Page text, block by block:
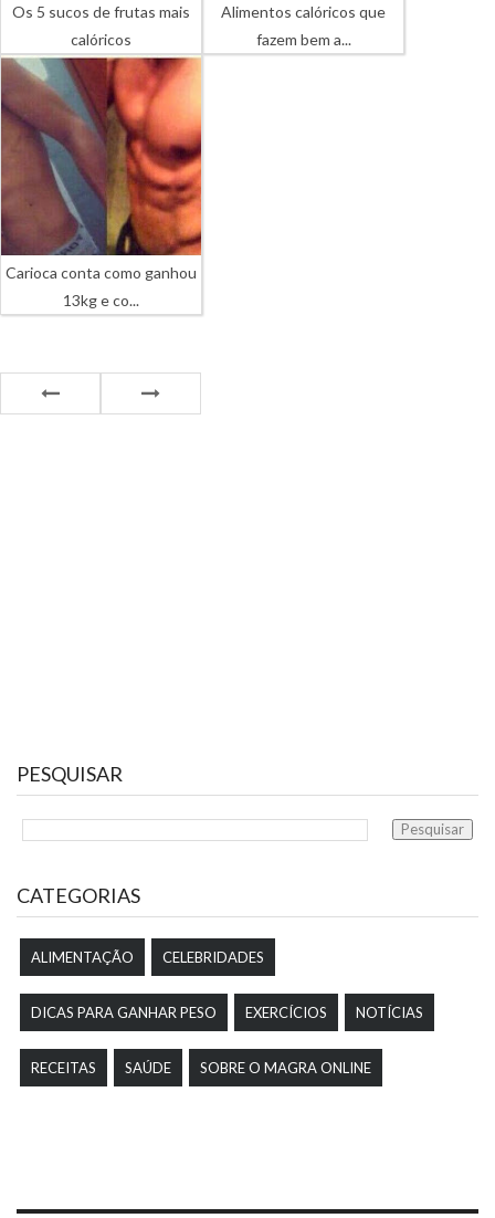
Os 5 sucos de frutas mais
calóricos
Alimentos calóricos que
fazem bem a...
Carioca conta como ganhou
13kg e co...
PESQUISAR
CATEGORIAS
ALIMENTAÇÃO CELEBRIDADES
DICAS PARA GANHAR PESO EXERCÍCIOS NOTÍCIAS
RECEITAS SAÚDE SOBRE O MAGRA ONLINE